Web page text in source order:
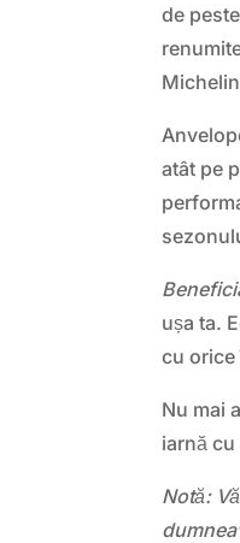
de
atât pe
ușa ta.
cu orice
Nu mai
iarnă
Notă: